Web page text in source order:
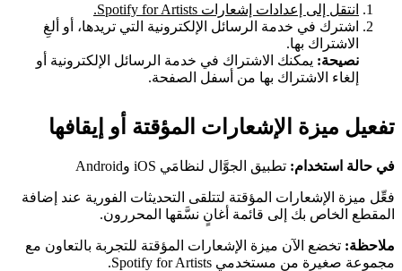
انتقل إلى إعدادات إشعارات Spotify for Artists.
اشترك في خدمة الرسائل الإلكترونية التي تريدها، أو ألغِ
الاشتراك بها.
نصيحة: يمكنك الاشتراك في خدمة الرسائل الإلكترونية أو
إلغاء الاشتراك بها من أسفل الصفحة.
تفعيل ميزة الإشعارات المؤقتة أو إيقافها
في حالة استخدام: تطبيق الجوَّال لنظامَي iOS وAndroid
فعِّل ميزة الإشعارات المؤقتة لتتلقى التحديثات الفورية عند إضافة
المقطع الخاص بك إلى قائمة أغانٍ نسَّقها المحررون.
ملاحظة: تخضع الآن ميزة الإشعارات المؤقتة للتجربة بالتعاون مع
مجموعة صغيرة من مستخدمي Spotify for Artists.